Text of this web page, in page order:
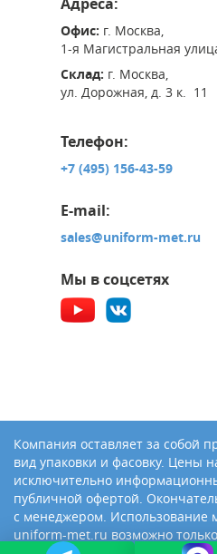
Офис: г. Москва,
1-я Магистральная
Склад: г. Москва,
ул. Дорожная, д. 3 к. 11
Телефон:
+7 (495) 156-43-59
E-mail:
sales@uniform-met.ru
Мы в соцсетях
Компания оставляет за собой
вид упаковки и фасовку. Цены
исключительно
публичной офертой.
с менеджером. Использование
uniform-met.ru возможно